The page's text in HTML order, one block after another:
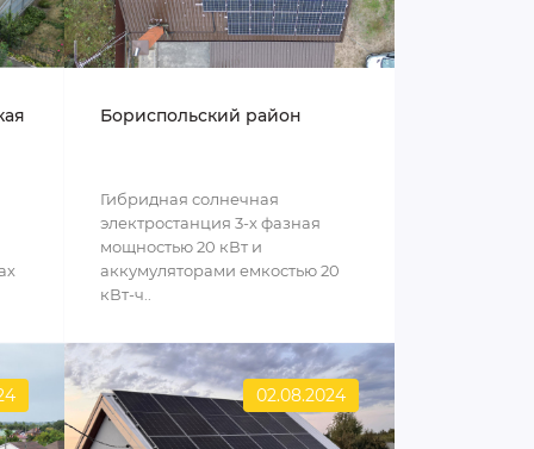
Бориспольский район
Гибридная солнечная
электростанция 3-х фазная
мощностью 20 кВт и
аккумуляторами емкостью 20
кВт-ч..
02.08.2024